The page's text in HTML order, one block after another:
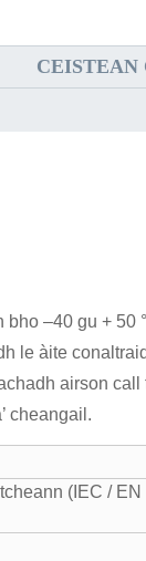
CEISTEAN
bho –40 gu + 50
le àite
airson
cheangail.
(IEC / EN